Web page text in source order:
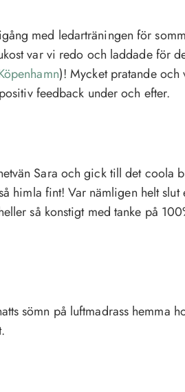
med ledarträningen för
var vi redo och laddade för
)! Mycket pratande
feedback under och efter.
Sara och gick till det coola
himla fint! Var nämligen helt slut
så konstigt med tanke på
sömn på luftmadrass hemma